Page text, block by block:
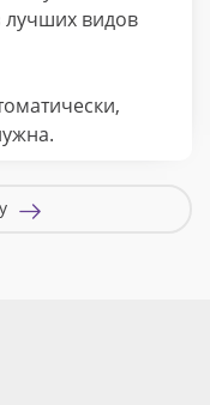
лучших видов